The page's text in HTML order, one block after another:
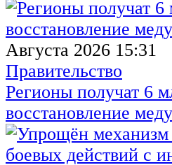
Августа 2026 15:31
Правительство
Регионы получат 6
восстановление